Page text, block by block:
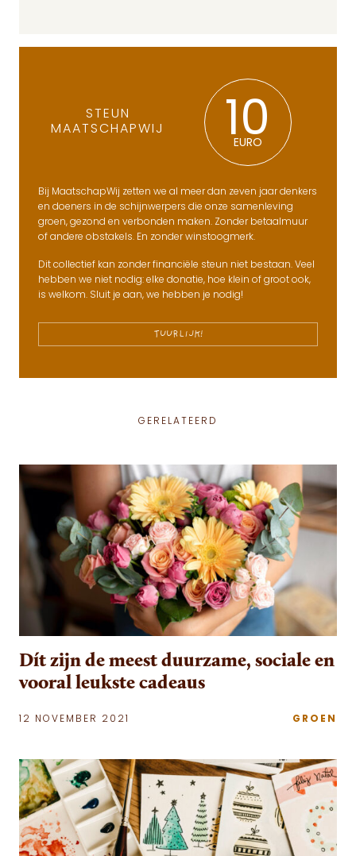
STEUN
MAATSCHAPWIJ
10
EURO
Bij MaatschapWij zetten we al meer dan zeven jaar denkers
en doeners in de schijnwerpers die onze samenleving
groen, gezond en verbonden maken. Zonder betaalmuur
of andere obstakels. En zonder winstoogmerk.
Dit collectief kan zonder financiële steun niet bestaan. Veel
hebben we niet nodig: elke donatie, hoe klein of groot ook,
is welkom. Sluit je aan, we hebben je nodig!
TUURLIJK!
GERELATEERD
Dít zijn de meest duurzame, sociale en
vooral leukste cadeaus
12 NOVEMBER 2021 GROEN